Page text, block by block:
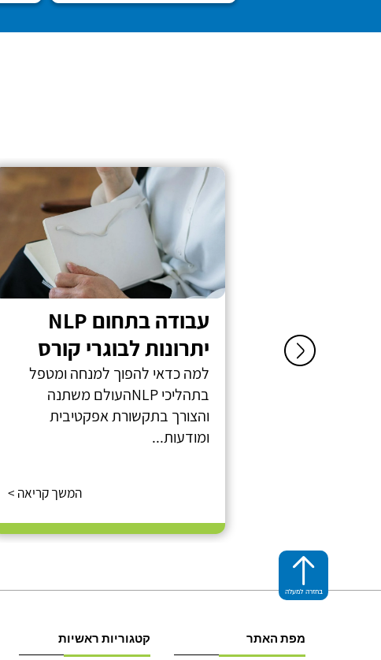
ניהול פלוס:
מצב משפחתי: נשואה + 3. כמה זמן
עבודה בתחום NLP
יתרונות לבוגרי קורס
למה כדאי להפוך למנחה ומטפל
בתהליכי NLPהעולם משתנה
והצורך בתקשורת אפקטיבית
ומודעות...
המשך קריאה >
בחזרה למעלה
מפת האתר קטגוריות ראשיות